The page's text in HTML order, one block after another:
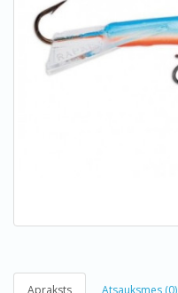
Apraksts Atsauksmes (0)